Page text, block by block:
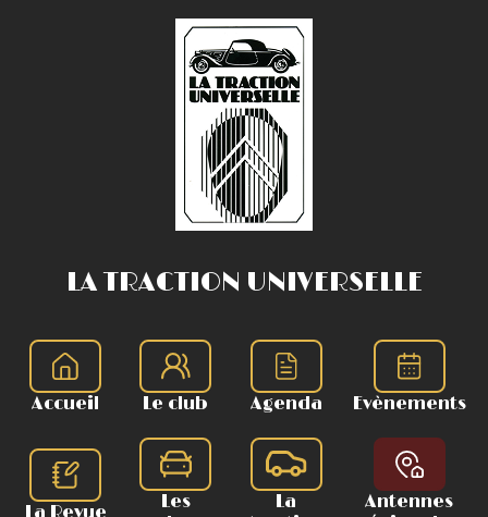
LA TRACTION UNIVERSELLE
Accueil Le club Agenda Evènements
Les
La
Antennes